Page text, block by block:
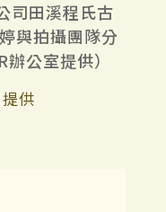
司田溪程氏古
與拍攝團隊分
公室提供）
供